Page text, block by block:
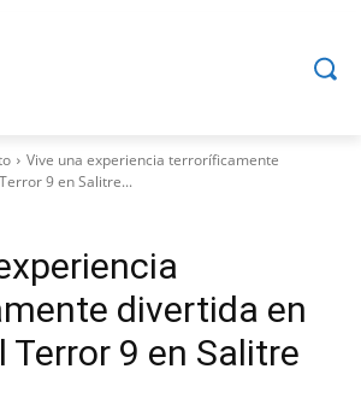
Vive una experiencia terroríficamente
9 en Salitre...
divertida en
Terror 9 en Salitre